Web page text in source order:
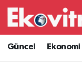
Güncel Ekonomi
Güncel
Ekonomi
Hava Durumu
Trafik Durumu